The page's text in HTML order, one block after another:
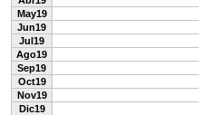
May19
Jun19
Jul19
Ago19
Sep19
Oct19
Nov19
Dic19